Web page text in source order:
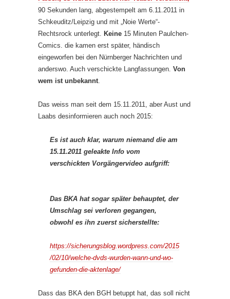
90 Sekunden lang, abgestempelt am 6.11.2011 in
Schkeuditz/Leipzig und mit „Noie Werte“-
Rechtsrock unterlegt. Keine 15 Minuten Paulchen-
Comics. die kamen erst später, händisch
eingeworfen bei den Nürnberger Nachrichten und
anderswo. Auch verschickte Langfassungen. Von
wem ist unbekannt.
Das weiss man seit dem 15.11.2011, aber Aust und
Laabs desinformieren auch noch 2015:
Es ist auch klar, warum niemand die am
15.11.2011 geleakte Info vom
verschickten Vorgängervideo aufgriff:
Das BKA hat sogar später behauptet, der
Umschlag sei verloren gegangen,
obwohl es ihn zuerst sicherstellte:
https://sicherungsblog.wordpress.com/2015
/02/10/welche-dvds-wurden-wann-und-wo-
gefunden-die-aktenlage/
Dass das BKA den BGH betuppt hat, das soll nicht